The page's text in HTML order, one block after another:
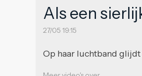
Als een
27/05 19:15
Op haar luchtband glijdt